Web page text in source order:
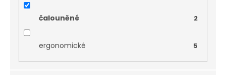
čalouněné 2
ergonomické 5